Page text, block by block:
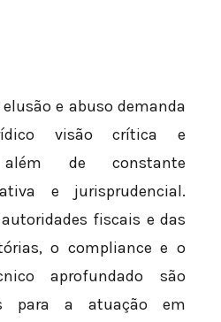
e abuso demanda
visão crítica e
além de constante
e jurisprudencial.
fiscais e das
o compliance e o
aprofundado são
para a atuação em